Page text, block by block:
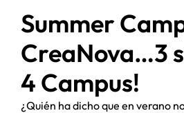
Summer
CreaNova…3
4 Campus!
¿Quién ha dicho que en verano